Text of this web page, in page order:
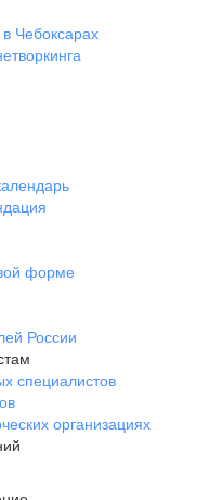
Чебоксарах
форме
России
специалистов
организациях